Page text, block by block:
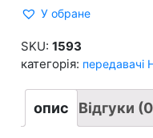
Extender
кабель
CAT5
/
до
кількість
У обране
SKU:1593
категорія: передавачі
опис Відгуки